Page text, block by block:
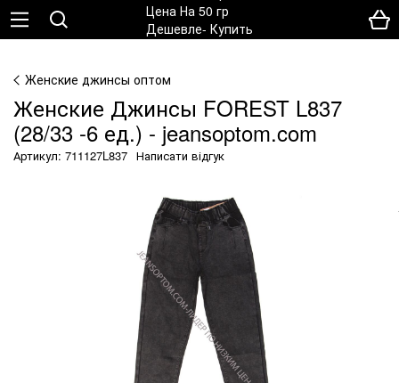
Женские джинсы оптом
Женские Джинсы FOREST L837
(28/33 -6 ед.) - jeansoptom.com
Артикул: 711127L837 Написати відгук